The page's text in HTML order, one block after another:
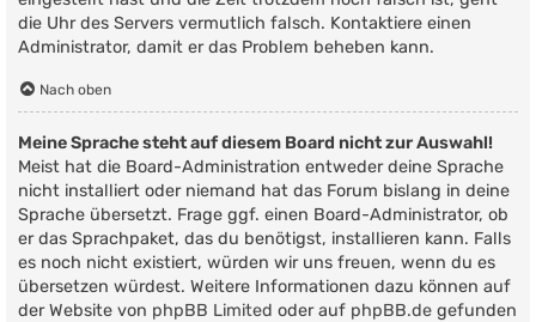
die Uhr des Servers vermutlich falsch. Kontaktiere einen
Administrator, damit er das Problem beheben kann.
Nach oben
Meine Sprache steht auf diesem Board nicht zur Auswahl!
Meist hat die Board-Administration entweder deine Sprache
nicht installiert oder niemand hat das Forum bislang in deine
Sprache übersetzt. Frage ggf. einen Board-Administrator, ob
er das Sprachpaket, das du benötigst, installieren kann. Falls
es noch nicht existiert, würden wir uns freuen, wenn du es
übersetzen würdest. Weitere Informationen dazu können auf
der Website von phpBB Limited oder auf phpBB.de gefunden